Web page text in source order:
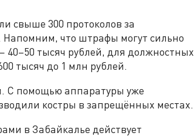
свыше 300 протоколов за
что штрафы могут сильно
тысяч рублей, для должностных
тысяч до 1 млн рублей.
С помощью аппаратуры уже
костры в запрещённых местах.
в Забайкалье действует